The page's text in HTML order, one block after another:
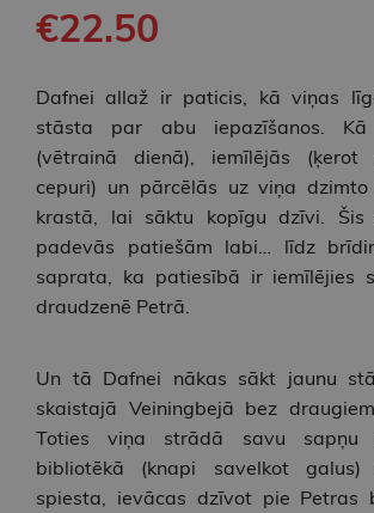
€22.50
Dafnei allaž ir paticis, kā viņas
stāsta par abu iepazīšanos.
(vētrainā dienā), iemīlējās (ķerot
cepuri) un pārcēlās uz viņa
krastā, lai sāktu kopīgu dzīvi. Šis
padevās patiešām labi… līdz
saprata, ka patiesībā ir iemīlējies
draudzenē Petrā.
Un tā Dafnei nākas sākt jaunu
skaistajā Veiningbejā bez
Toties viņa strādā savu sapņu
bibliotēkā (knapi savelkot galus)
spiesta, ievācas dzīvot pie Petras